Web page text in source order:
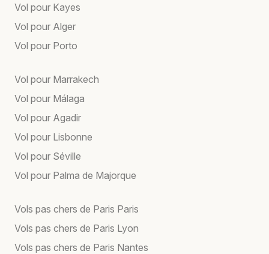
Vol pour Kayes
Vol pour Alger
Vol pour Porto
Vol pour Marrakech
Vol pour Málaga
Vol pour Agadir
Vol pour Lisbonne
Vol pour Séville
Vol pour Palma de Majorque
Vols pas chers de Paris Paris
Vols pas chers de Paris Lyon
Vols pas chers de Paris Nantes